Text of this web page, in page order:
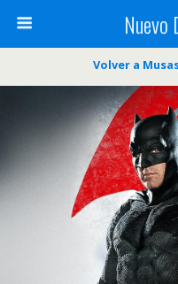
Nuevo
Volver a